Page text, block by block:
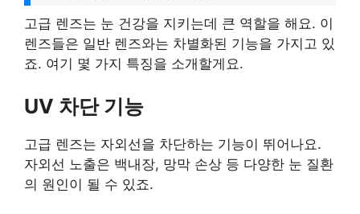
고급 렌즈는 눈 건강을 지키는데 큰 역할을 해요. 이
렌즈들은 일반 렌즈와는 차별화된 기능을 가지고 있
죠. 여기 몇 가지 특징을 소개할게요.
UV 차단 기능
고급 렌즈는 자외선을 차단하는 기능이 뛰어나요.
자외선 노출은 백내장, 망막 손상 등 다양한 눈 질환
의 원인이 될 수 있죠.